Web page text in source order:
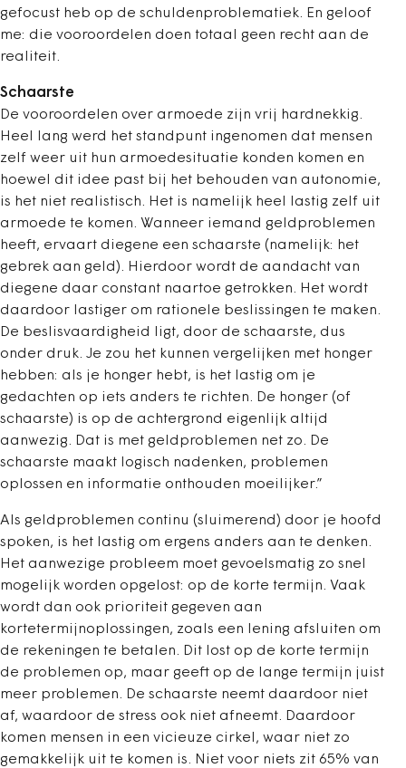
gefocust heb op de schuldenproblematiek. En geloof
me: die vooroordelen doen totaal geen recht aan de
realiteit.
Schaarste
De vooroordelen over armoede zijn vrij hardnekkig.
Heel lang werd het standpunt ingenomen dat mensen
zelf weer uit hun armoedesituatie konden komen en
hoewel dit idee past bij het behouden van autonomie,
is het niet realistisch. Het is namelijk heel lastig zelf uit
armoede te komen. Wanneer iemand geldproblemen
heeft, ervaart diegene een schaarste (namelijk: het
gebrek aan geld). Hierdoor wordt de aandacht van
diegene daar constant naartoe getrokken. Het wordt
daardoor lastiger om rationele beslissingen te maken.
De beslisvaardigheid ligt, door de schaarste, dus
onder druk. Je zou het kunnen vergelijken met honger
hebben: als je honger hebt, is het lastig om je
gedachten op iets anders te richten. De honger (of
schaarste) is op de achtergrond eigenlijk altijd
aanwezig. Dat is met geldproblemen net zo. De
schaarste maakt logisch nadenken, problemen
oplossen en informatie onthouden moeilijker.”
Als geldproblemen continu (sluimerend) door je hoofd
spoken, is het lastig om ergens anders aan te denken.
Het aanwezige probleem moet gevoelsmatig zo snel
mogelijk worden opgelost: op de korte termijn. Vaak
wordt dan ook prioriteit gegeven aan
kortetermijnoplossingen, zoals een lening afsluiten om
de rekeningen te betalen. Dit lost op de korte termijn
de problemen op, maar geeft op de lange termijn juist
meer problemen. De schaarste neemt daardoor niet
af, waardoor de stress ook niet afneemt. Daardoor
komen mensen in een vicieuze cirkel, waar niet zo
gemakkelijk uit te komen is. Niet voor niets zit 65% van